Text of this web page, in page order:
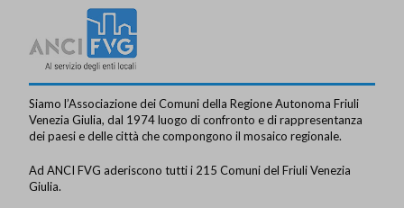
Siamo l’Associazione dei Comuni della Regione Autonoma Friuli
Venezia Giulia, dal 1974 luogo di confronto e di rappresentanza
dei paesi e delle città che compongono il mosaico regionale.
Ad ANCI FVG aderiscono tutti i 215 Comuni del Friuli Venezia
Giulia.